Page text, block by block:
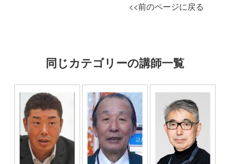
<<前のページに戻る
同じカテゴリーの講師一覧